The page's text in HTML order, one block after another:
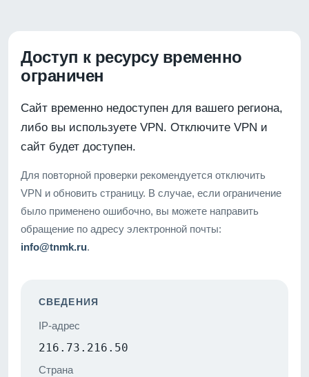
Доступ к ресурсу временно
ограничен
Сайт временно недоступен для вашего региона,
либо вы используете VPN. Отключите VPN и
сайт будет доступен.
Для повторной проверки рекомендуется отключить
VPN и обновить страницу. В случае, если ограничение
было применено ошибочно, вы можете направить
обращение по адресу электронной почты:
info@tnmk.ru.
СВЕДЕНИЯ
IP-адрес
216.73.216.50
Страна